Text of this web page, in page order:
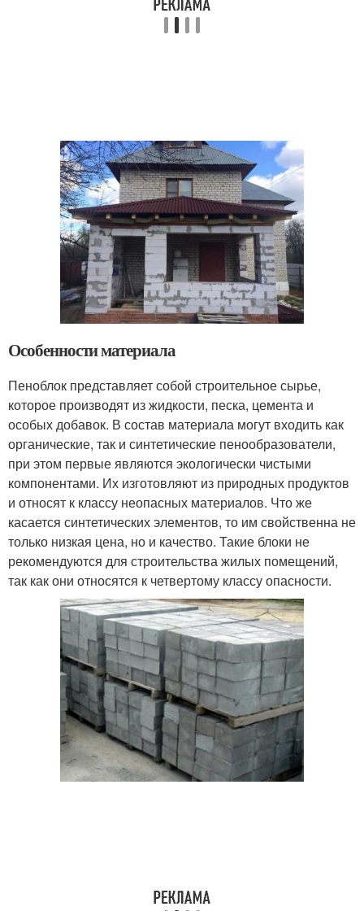
Особенности материала
Пеноблок представляет собой строительное сырье,
которое производят из жидкости, песка, цемента и
особых добавок. В состав материала могут входить как
органические, так и синтетические пенообразователи,
при этом первые являются экологически чистыми
компонентами. Их изготовляют из природных продуктов
и относят к классу неопасных материалов. Что же
касается синтетических элементов, то им свойственна не
только низкая цена, но и качество. Такие блоки не
рекомендуются для строительства жилых помещений,
так как они относятся к четвертому классу опасности.